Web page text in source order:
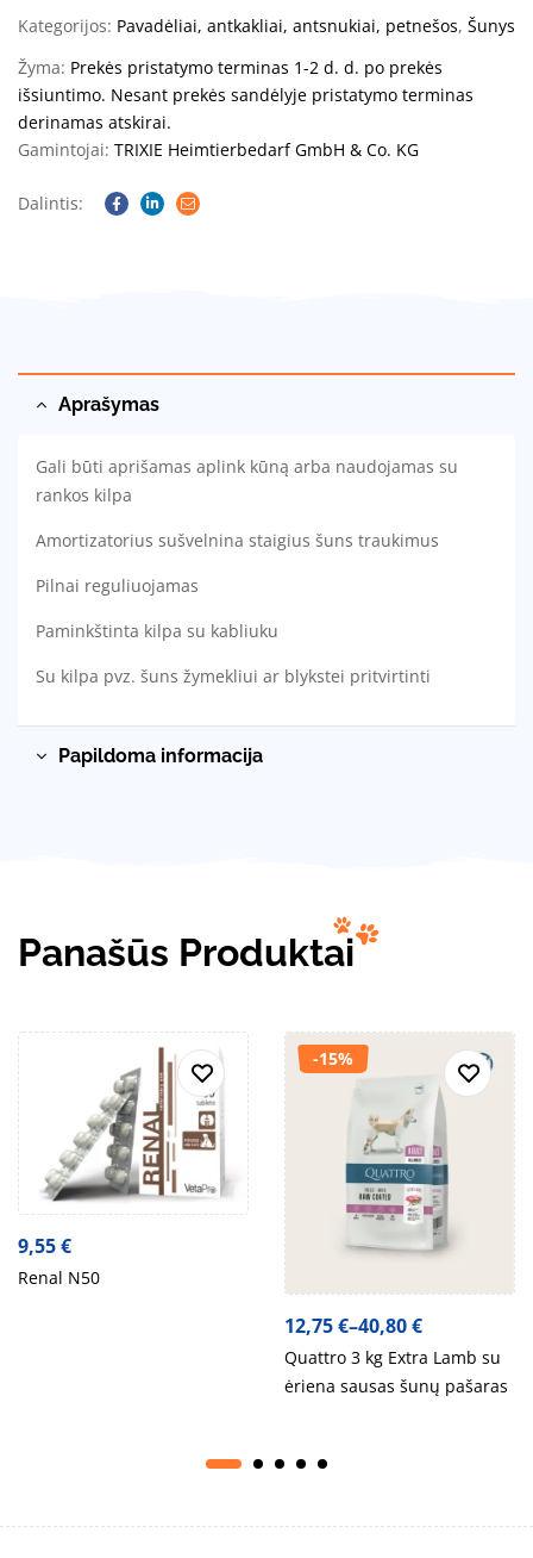
Kategorijos: Pavadėliai, antkakliai, antsnukiai, petnešos, Šunys
Žyma: Prekės pristatymo terminas 1-2 d. d. po prekės
išsiuntimo. Nesant prekės sandėlyje pristatymo terminas
derinamas atskirai.
Gamintojai: TRIXIE Heimtierbedarf GmbH & Co. KG
Dalintis:
Facebook
Linkedin
Email
Aprašymas
Gali būti aprišamas aplink kūną arba naudojamas su
rankos kilpa
Amortizatorius sušvelnina staigius šuns traukimus
Pilnai reguliuojamas
Paminkštinta kilpa su kabliuku
Su kilpa pvz. šuns žymekliui ar blykstei pritvirtinti
Papildoma informacija
Panašūs Produktai
9,55€
Renal N50
-15%
12,75€–40,80€
Quattro 3 kg Extra Lamb su
ėriena sausas šunų pašaras